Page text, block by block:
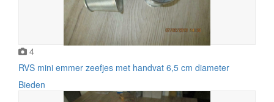
4
RVS mini emmer zeefjes met handvat 6,5 cm diameter
Bieden